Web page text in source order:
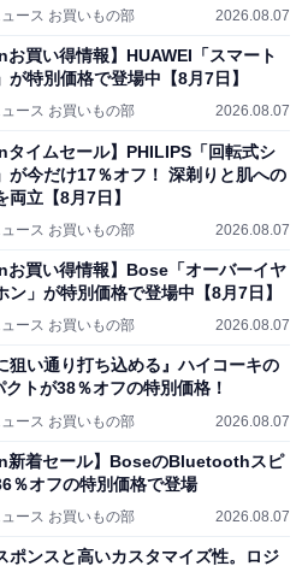
ース お買いもの部 2026.08.07
お買い得情報】HUAWEI「スマート
が特別価格で登場中【8月7日】
ース お買いもの部 2026.08.07
タイムセール】PHILIPS「回転式シ
が今だけ17％オフ！ 深剃りと肌への
両立【8月7日】
ース お買いもの部 2026.08.07
お買い得情報】Bose「オーバーイヤ
ン」が特別価格で登場中【8月7日】
ース お買いもの部 2026.08.07
狙い通り打ち込める』ハイコーキの
トが38％オフの特別価格！
ース お買いもの部 2026.08.07
新着セール】BoseのBluetoothスピ
％オフの特別価格で登場
ース お買いもの部 2026.08.07
ポンスと高いカスタマイズ性。ロジ